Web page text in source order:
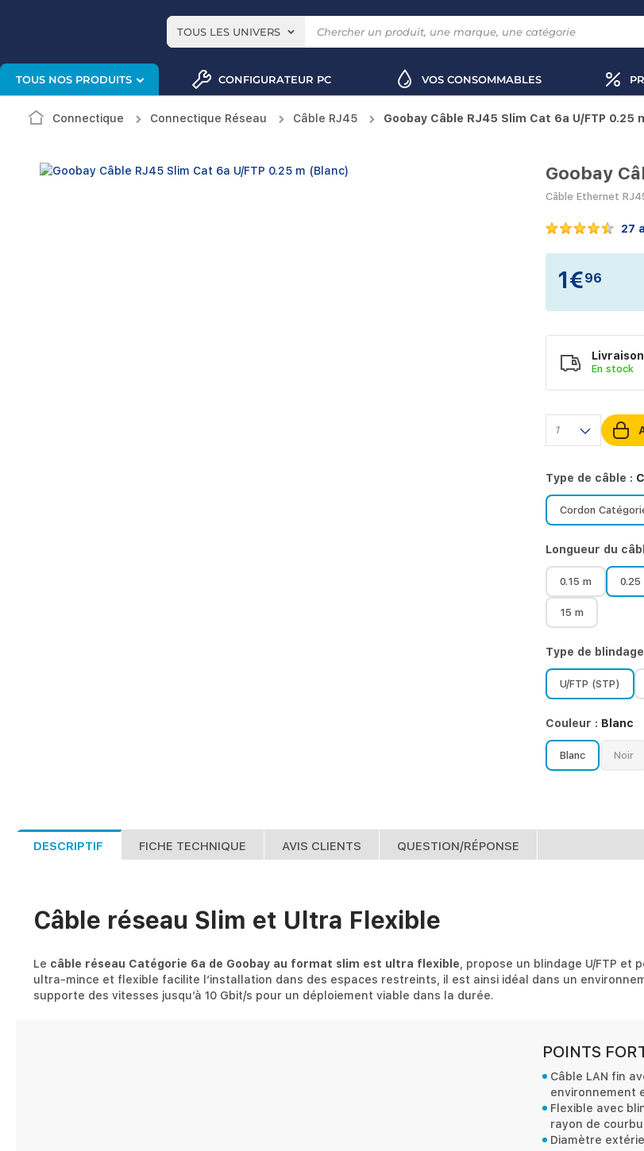
TOUS LES UNIVERS
TOUS NOS PRODUITS CONFIGURATEUR PC VOS CONSOMMABLES
Connectique Connectique Réseau Câble RJ45 Goobay Câble RJ45 Slim Cat 6a U/FTP 0.25
Goobay
Câble Ethernet
27
1€96
1
En stock
Type de câble :
Cordon
Longueur du
0.15 m 0.25
15 m
Type de
U/FTP (STP)
Couleur : Blanc
Blanc Noir
DESCRIPTIF FICHE TECHNIQUE AVIS CLIENTS QUESTION/RÉPONSE
Câble réseau Slim et Ultra Flexible
Le câble réseau Catégorie 6a de Goobay au format slim est ultra flexible, propose un blindage U/FTP et
ultra-mince et flexible facilite l’installation dans des espaces restreints, il est ainsi idéal dans un
supporte des vitesses jusqu’à 10 Gbit/s pour un déploiement viable dans la durée.
POINTS
Câble LAN fin
environnement
Flexible avec
rayon de
Diamètre